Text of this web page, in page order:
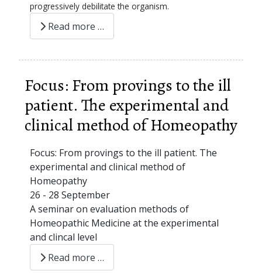
progressively debilitate the organism.
Read more …
Focus: From provings to the ill
patient. The experimental and
clinical method of Homeopathy
Focus: From provings to the ill patient. The
experimental and clinical method of
Homeopathy
26 - 28 September
A seminar on evaluation methods of
Homeopathic Medicine at the experimental
and clincal level
Read more …